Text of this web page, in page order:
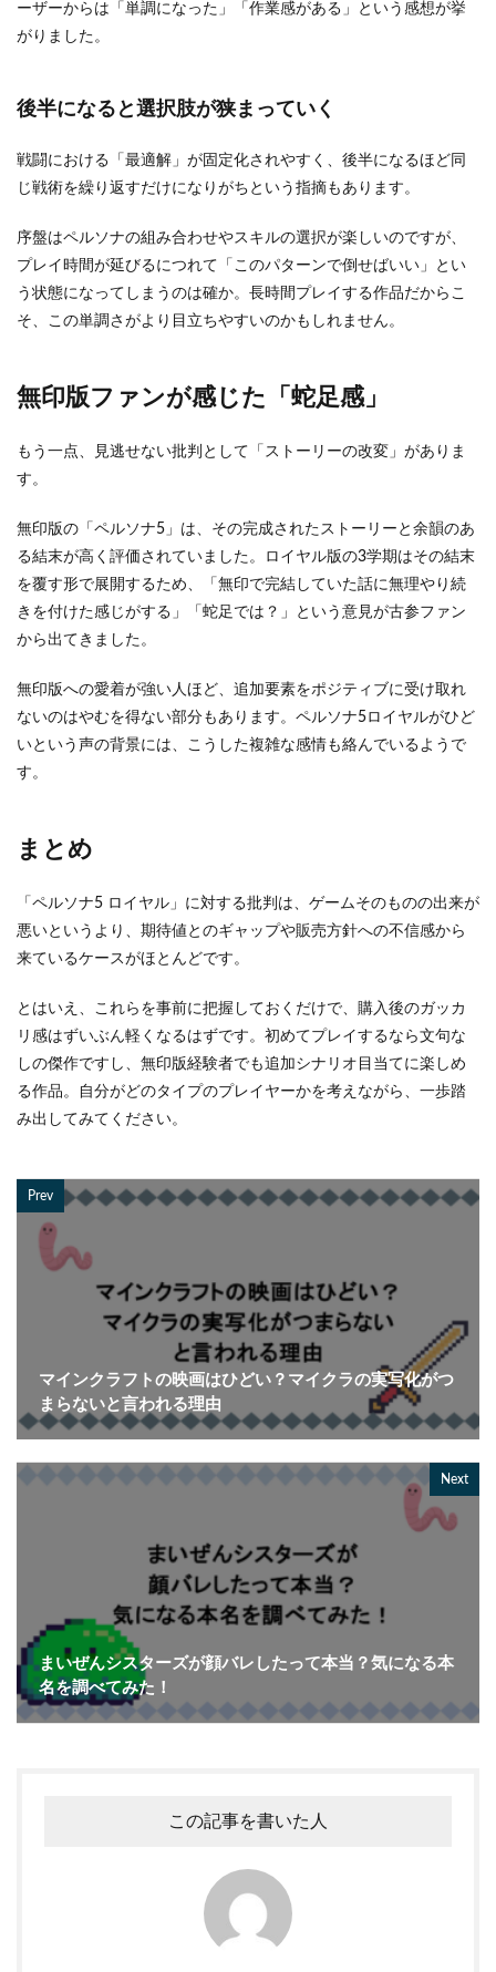
ーザーからは「単調になった」「作業感がある」という感想が挙
がりました。
後半になると選択肢が狭まっていく
戦闘における「最適解」が固定化されやすく、後半になるほど同
じ戦術を繰り返すだけになりがちという指摘もあります。
序盤はペルソナの組み合わせやスキルの選択が楽しいのですが、
プレイ時間が延びるにつれて「このパターンで倒せばいい」とい
う状態になってしまうのは確か。長時間プレイする作品だからこ
そ、この単調さがより目立ちやすいのかもしれません。
無印版ファンが感じた「蛇足感」
もう一点、見逃せない批判として「ストーリーの改変」がありま
す。
無印版の「ペルソナ5」は、その完成されたストーリーと余韻のあ
る結末が高く評価されていました。ロイヤル版の3学期はその結末
を覆す形で展開するため、「無印で完結していた話に無理やり続
きを付けた感じがする」「蛇足では？」という意見が古参ファン
から出てきました。
無印版への愛着が強い人ほど、追加要素をポジティブに受け取れ
ないのはやむを得ない部分もあります。ペルソナ5ロイヤルがひど
いという声の背景には、こうした複雑な感情も絡んでいるようで
す。
まとめ
「ペルソナ5 ロイヤル」に対する批判は、ゲームそのものの出来が
悪いというより、期待値とのギャップや販売方針への不信感から
来ているケースがほとんどです。
とはいえ、これらを事前に把握しておくだけで、購入後のガッカ
リ感はずいぶん軽くなるはずです。初めてプレイするなら文句な
しの傑作ですし、無印版経験者でも追加シナリオ目当てに楽しめ
る作品。自分がどのタイプのプレイヤーかを考えながら、一歩踏
み出してみてください。
Prev
マインクラフトの映画はひどい？マイクラの実写化がつ
まらないと言われる理由
Next
まいぜんシスターズが顔バレしたって本当？気になる本
名を調べてみた！
この記事を書いた人